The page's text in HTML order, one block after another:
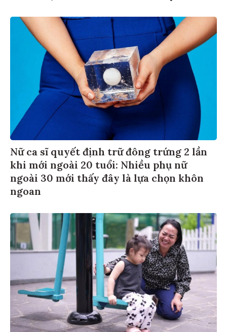
Nữ ca sĩ quyết định trữ đông trứng 2 lần
khi mới ngoài 20 tuổi: Nhiều phụ nữ
ngoài 30 mới thấy đây là lựa chọn khôn
ngoan